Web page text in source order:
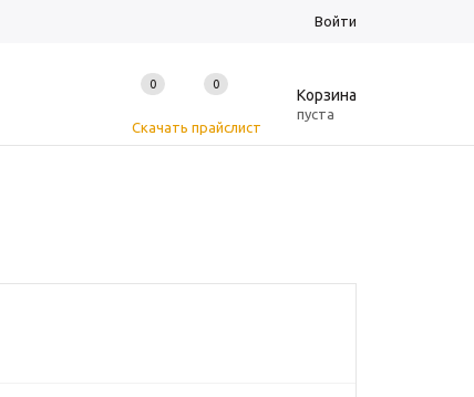
Войти
Скачать прайслист
0 0
Корзина
пуста